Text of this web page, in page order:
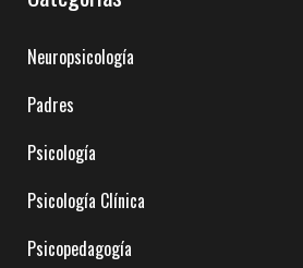
Neuropsicología
Padres
Psicología
Psicología Clínica
Psicopedagogía